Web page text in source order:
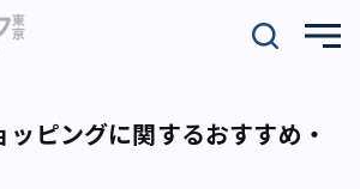
ピングに関するおすすめ・